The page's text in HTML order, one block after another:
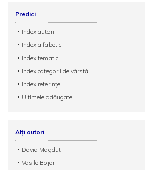
Predici
Index autori
Index alfabetic
Index tematic
Index categorii de vârstă
Index referințe
Ultimele adăugate
Alți autori
David Magdut
Vasile Bojor